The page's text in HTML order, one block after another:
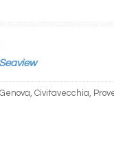
Civitavecchia,